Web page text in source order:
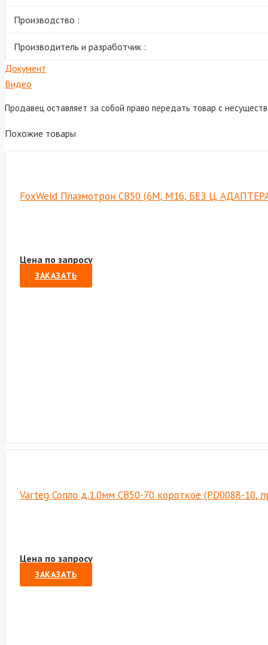
Производство :
Производитель и разработчик :
Документ
Видео
Продавец оставляет за собой право передать товар с
Похожие товары
FoxWeld Плазмотрон СВ50 (6М, М16, БЕЗ Ц.
Цена по запросу
ЗАКАЗАТЬ
Varteg Сопло д.1.0мм СВ50-70 короткое (PD0088-10,
Цена по запросу
ЗАКАЗАТЬ